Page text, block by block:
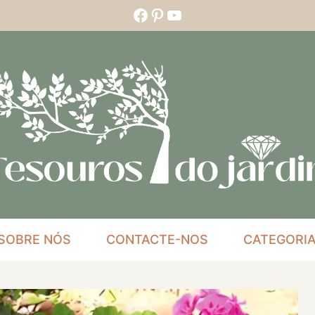
Facebook
Pinterest
YouTube
NÓS CONTACTE-NOS